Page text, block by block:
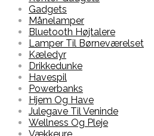
Gadgets
Månelamper
Bluetooth Højtalere
Lamper Til Børneværelset
Kæledyr
Drikkedunke
Havespil
Powerbanks
Hjem Og Have
Julegave Til Veninde
Wellness Og Pleje